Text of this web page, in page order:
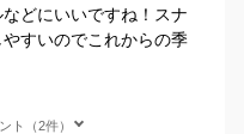
どにいいですね！スナ
すいのでこれからの季
ト（2件）